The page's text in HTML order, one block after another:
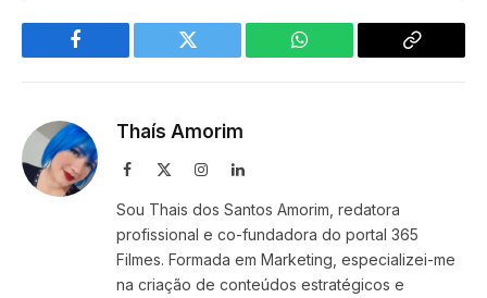
Facebook Twitter WhatsApp
Copy
Thaís Amorim
Facebook InstagramLinkedIn
Sou Thais dos Santos Amorim, redatora
profissional e co-fundadora do portal 365
Filmes. Formada em Marketing, especializei-me
na criação de conteúdos estratégicos e